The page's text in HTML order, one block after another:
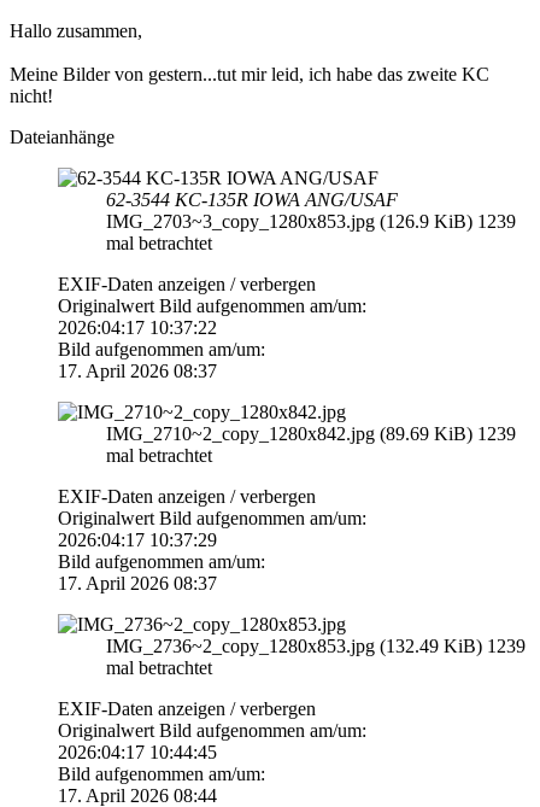
Hallo zusammen,
Meine Bilder von gestern...tut mir leid, ich habe das zweite KC
nicht!
Dateianhänge
62-3544 KC-135R IOWA ANG/USAF
IMG_2703~3_copy_1280x853.jpg (126.9 KiB) 1239
mal betrachtet
EXIF-Daten anzeigen / verbergen
Originalwert Bild aufgenommen am/um:
2026:04:17 10:37:22
Bild aufgenommen am/um:
17. April 2026 08:37
IMG_2710~2_copy_1280x842.jpg (89.69 KiB) 1239
mal betrachtet
EXIF-Daten anzeigen / verbergen
Originalwert Bild aufgenommen am/um:
2026:04:17 10:37:29
Bild aufgenommen am/um:
17. April 2026 08:37
IMG_2736~2_copy_1280x853.jpg (132.49 KiB) 1239
mal betrachtet
EXIF-Daten anzeigen / verbergen
Originalwert Bild aufgenommen am/um:
2026:04:17 10:44:45
Bild aufgenommen am/um:
17. April 2026 08:44